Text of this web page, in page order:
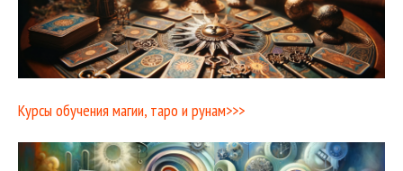
Курсы обучения магии, таро и рунам>>>